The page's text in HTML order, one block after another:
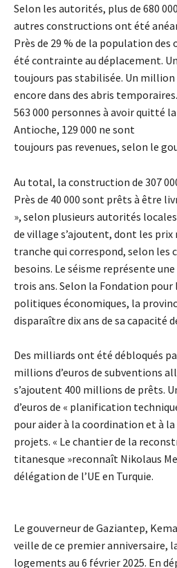
Selon les autorités, plus de 680
autres constructions ont été
Près de 29 % de la population
été contrainte au déplacement.
toujours pas stabilisée. Un million
encore dans des abris
563 000 personnes à avoir quitté
Antioche, 129 000 ne sont
toujours pas revenues, selon le
Au total, la construction de 307
Près de 40 000 sont prêts à être
», selon plusieurs autorités
de village s’ajoutent, dont les
tranche qui correspond, selon les
besoins. Le séisme représente
trois ans. Selon la Fondation pour
politiques économiques, la
disparaître dix ans de sa capacité
Des milliards ont été débloqués
millions d’euros de subventions
s’ajoutent 400 millions de prêts.
d’euros de « planification
pour aider à la coordination et à
projets. « Le chantier de la
titanesque »reconnaît Nikolaus
délégation de l’UE en Turquie.
Le gouverneur de Gaziantep,
veille de ce premier anniversaire,
logements au 6 février 2025. En